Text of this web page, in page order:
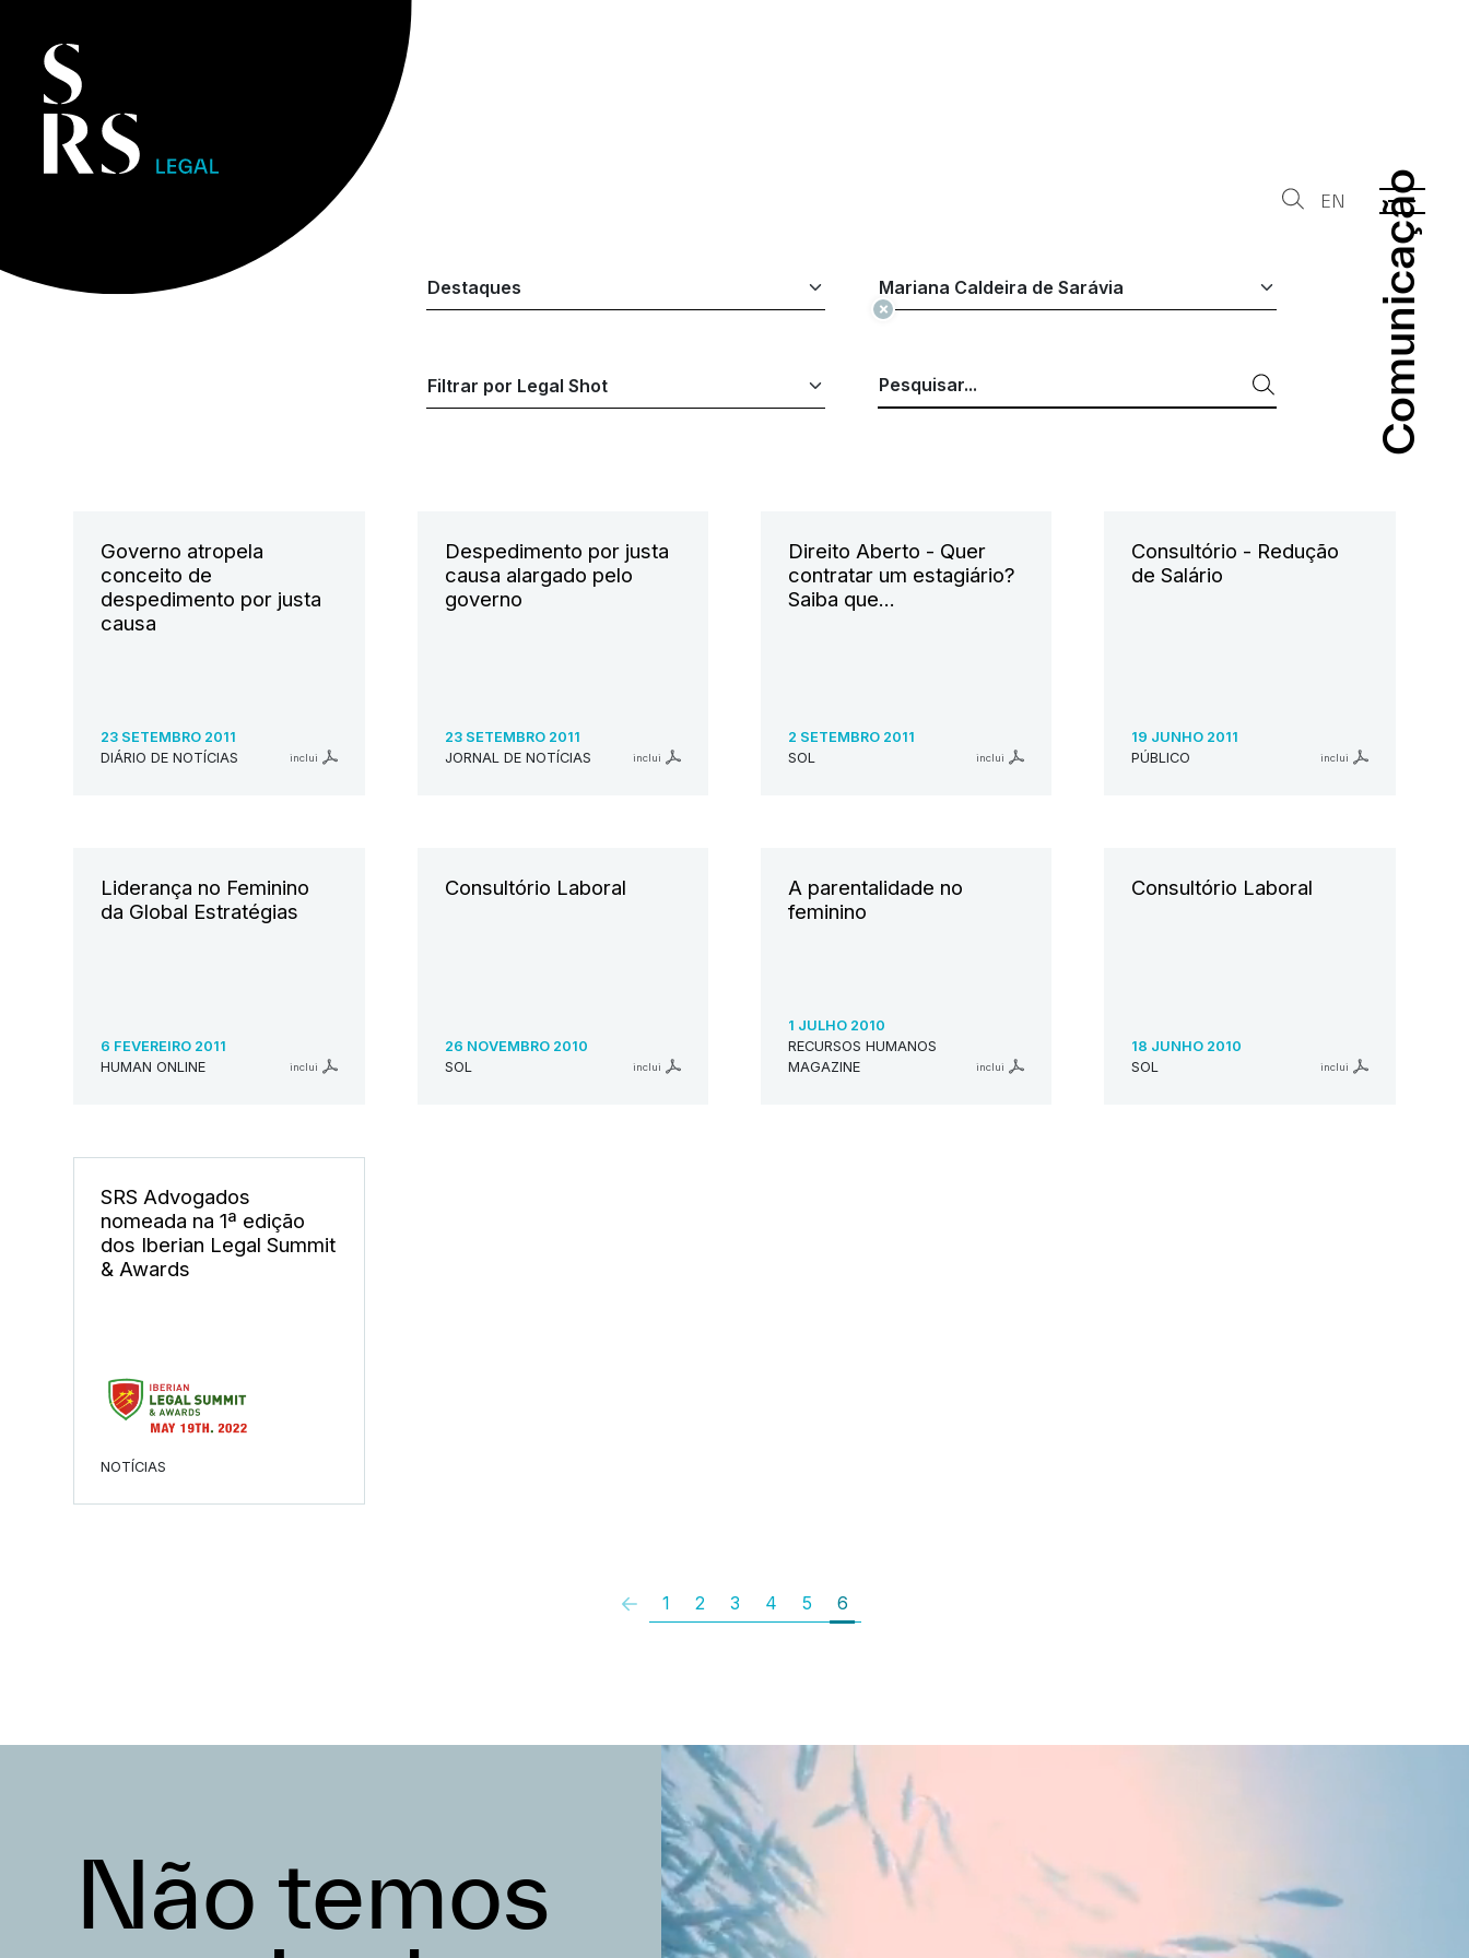
Comunicação
Comunicação
EN
Governo atropela
conceito de
despedimento por justa
causa
23 SETEMBRO 2011
DIÁRIO DE NOTÍCIAS
inclui
Despedimento por justa
causa alargado pelo
governo
23 SETEMBRO 2011
JORNAL DE NOTÍCIAS
inclui
Direito Aberto - Quer
contratar um estagiário?
Saiba que...
2 SETEMBRO 2011
SOL
inclui
Consultório - Redução
de Salário
19 JUNHO 2011
PÚBLICO
inclui
Liderança no Feminino
da Global Estratégias
6 FEVEREIRO 2011
HUMAN ONLINE
inclui
Consultório Laboral
26 NOVEMBRO 2010
SOL
inclui
A parentalidade no
feminino
1 JULHO 2010
RECURSOS HUMANOS
MAGAZINE
inclui
Consultório Laboral
18 JUNHO 2010
SOL
inclui
SRS Advogados
nomeada na 1ª edição
dos Iberian Legal Summit
& Awards
NOTÍCIAS
1 2 3 4 5 6
Não temos